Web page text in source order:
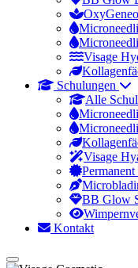
Visage
Schulungen
Alle
Visage
BB Glow
Kontakt